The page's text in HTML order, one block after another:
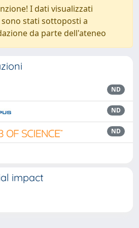
I dati visualizzati
stati sottoposti a
da parte dell'ateneo
ND
ND
ND
impact